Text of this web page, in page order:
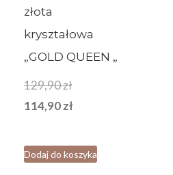
złota
kryształowa
„GOLD QUEEN „
129,90złPierwotna
cena
129,90 zł.
114,90złAktualna
wynosi:
114,90 zł.
Dodaj do koszyka